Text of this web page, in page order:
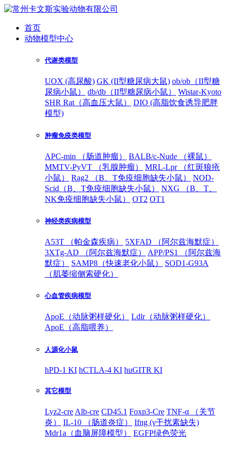
首页
动物模型中心
代谢类模型
UOX (高尿酸) GK (II型糖尿病大鼠) ob/ob（II型糖
尿病小鼠）
db/db（II型糖尿病小鼠）
Wistar-Kyoto
SHR Rat（高血压大鼠）
DIO (高脂饮食诱导肥胖
模型)
肿瘤免疫类模型
APC-min （肠道肿瘤）
BALB/c-Nude （裸鼠）
MMTV-PyVT （乳腺肿瘤）
MRL-Lpr （红斑狼疮
小鼠）
Rag2 （B、T免疫细胞缺失小鼠）
NOD-
Scid（B、T免疫细胞缺失小鼠）
NXG （B、T、
NK免疫细胞缺失小鼠）
OT2 OT1
神经类疾病模型
A53T （帕金森疾病）
5XFAD （阿尔兹海默症）
3XTg-AD （阿尔兹海默症）
APP/PS1 （阿尔兹海
默症）
SAMP8（快速老化小鼠）
SOD1-G93A
（肌萎缩侧索硬化）
心血管疾病模型
ApoE（动脉粥样硬化）
Ldlr（动脉粥样硬化）
ApoE（高脂喂养）
人源化小鼠
hPD-1 KI hCTLA-4 KI huGITR KI
其它模型
Lyz2-cre Alb-cre CD45.1 Foxp3-Cre TNF-α （关节
炎）
IL-10 （肠道炎症）
Ifng (γ干扰素缺失)
Mdr1a（血脑屏障模型）
EGFP绿色荧光